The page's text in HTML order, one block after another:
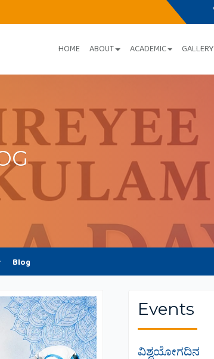
HOME ABOUT ACADEMIC GALLERY
Blog
Events
ವಿಶ್ವಯೋಗದಿನ